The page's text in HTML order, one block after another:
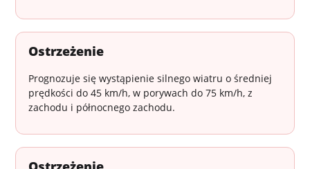
Ostrzeżenie
Prognozuje się wystąpienie silnego wiatru o średniej
prędkości do 45 km/h, w porywach do 75 km/h, z
zachodu i północnego zachodu.